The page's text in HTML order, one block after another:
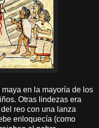
en la mayoría de los
Otras lindezas era
reo con una lanza
enloquecía (como